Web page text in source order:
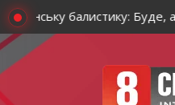
балистику: